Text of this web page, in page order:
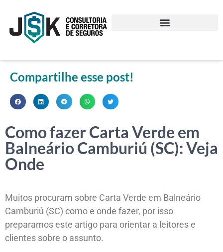
Compartilhe esse post!
Como fazer Carta Verde em
Balneário Camburiú (SC): Veja
Onde
Muitos procuram sobre Carta Verde em Balneário
Camburiú (SC) como e onde fazer, por isso
preparamos este artigo para orientar a leitores e
clientes sobre o assunto.